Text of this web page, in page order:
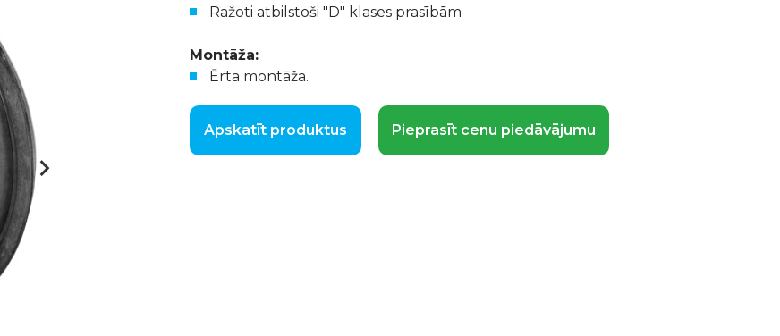
Ražoti atbilstoši "D" klases prasībām
Montāža:
Ērta montāža.
Apskatīt produktus Pieprasīt cenu piedāvājumu